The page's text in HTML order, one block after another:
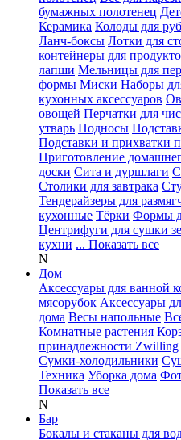
бумажных полотенец
Керамика Колоды для
Ланч-боксы Лотки для
контейнеры для
лапши Мельницы для
формы Миски Наборы
кухонных аксессуаров
овощей Перчатки для
утварь Подносы
Подставки и прихватки
Приготовление
доски Сита и дуршлаги
Столики для завтрака
Тендерайзеры для
кухонные Тёрки Формы
Центрифуги для сушки
кухни ... Показать все
N
Дом
Аксессуары для ванной
мясорубок Аксессуары
дома Весы напольные
Комнатные растения
принадлежности Zwilling
Сумки-холодильники
Техника Уборка дома
Показать все
N
Бар
Бокалы и стаканы для